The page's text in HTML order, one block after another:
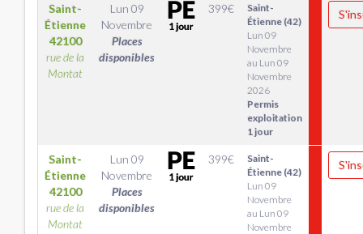
Saint-
Étienne
42100
rue de la
Montat
Lun 09
Novembre
Places
disponibles
399€
Saint-
Étienne (42)
Lun 09
Novembre
au Lun 09
Novembre
2026
Permis
exploitation
1 jour
Saint-
Étienne
42100
rue de la
Montat
Lun 09
Novembre
Places
disponibles
399€
Saint-
Étienne (42)
Lun 09
Novembre
au Lun 09
Novembre